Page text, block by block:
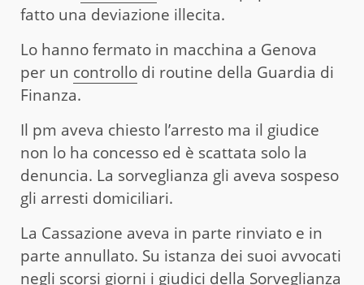
fatto una deviazione illecita.
Lo hanno fermato in macchina a Genova
per un controllo di routine della Guardia di
Finanza.
Il pm aveva chiesto l’arresto ma il giudice
non lo ha concesso ed è scattata solo la
denuncia. La sorveglianza gli aveva sospeso
gli arresti domiciliari.
La Cassazione aveva in parte rinviato e in
parte annullato. Su istanza dei suoi avvocati
negli scorsi giorni i giudici della Sorveglianza